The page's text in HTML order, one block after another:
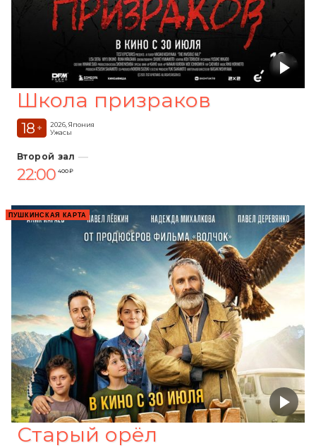
Школа призраков
18 +
2026, Япония
Ужасы
Второй зал
22:00 400 ₽
ПУШКИНСКАЯ КАРТА
Старый орёл